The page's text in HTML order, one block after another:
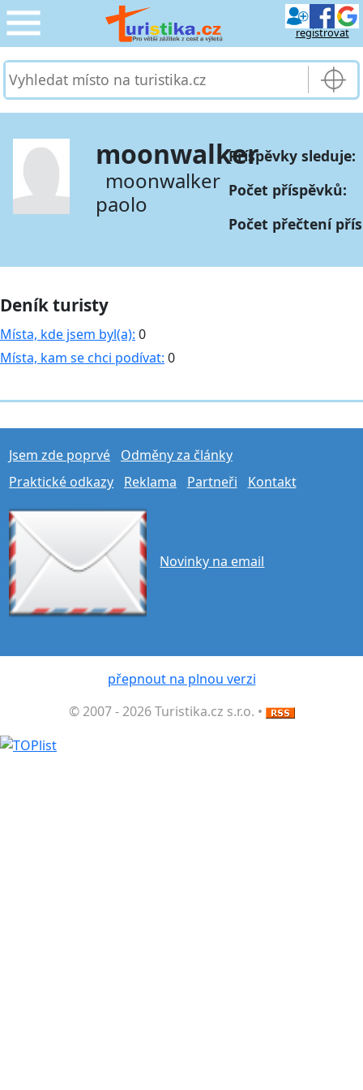
registrovat
CESTOVÁNÍ
SLUŽBY & DOPRAVA ›
PRO TURISTY ›
MOJE TURISTIKA ›
moonwalker
moonwalker
paolo
Příspěvky sleduje:
Počet příspěvků:
Počet přečtení
Deník turisty
Místa, kde jsem byl(a): 0
Místa, kam se chci podívat: 0
Jsem zde poprvé
Odměny za články
Praktické odkazy
Reklama Partneři Kontakt
Novinky na email
přepnout na plnou verzi
© 2007 - 2026 Turistika.cz s.r.o. •